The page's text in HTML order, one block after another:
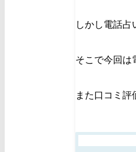
しかし電話占
そこで今回は
また口コミ